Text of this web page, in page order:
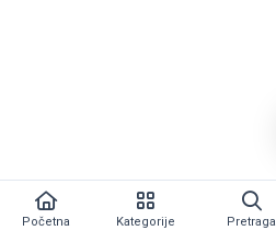
Početna Kategorije Pretraga